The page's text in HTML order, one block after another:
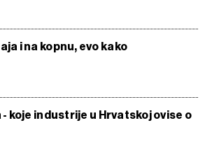
i na kopnu, evo kako
koje industrije u Hrvatskoj ovise o